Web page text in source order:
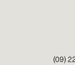
(09)